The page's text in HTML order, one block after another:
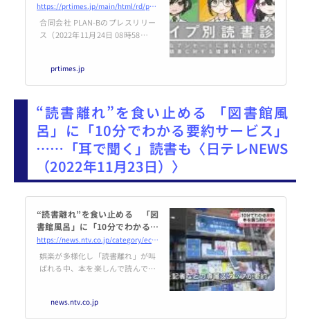
読書診断（α版）》のテスターを
募集します。
https://prtimes.jp/main/html/rd/p/000000007.000091256.html
合同会社 PLAN-Bのプレスリリー
ス（2022年11月24日 08時58分）
診断（α版）》のテスターを募集
します。
prtimes.jp
“読書離れ”を食い止める 「図書館風
呂」に「10分でわかる要約サービス」
……「耳で聞く」読書も〈日テレNEWS
（2022年11月23日）〉
“読書離れ”を食い止める 「図
書館風呂」に「10分でわかる要
約サービス」……「耳で聞く」
読書も｜日テレNEWS NNN
https://news.ntv.co.jp/category/economy/966f50189d04478bbbf1968443ea35fe
娯楽が多様化し「読書離れ」が叫
ばれる中、本を楽しんで読んでも
場所や方法で本を読む“読書の新
たな形”を取材しました。
news.ntv.co.jp